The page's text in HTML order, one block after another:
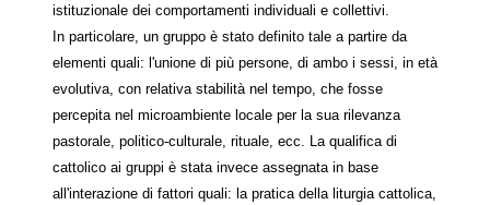
istituzionale dei comportamenti individuali e collettivi.
In particolare, un gruppo è stato definito tale a partire da
elementi quali: l'unione di più persone, di ambo i sessi, in età
evolutiva, con relativa stabilità nel tempo, che fosse
percepita nel microambiente locale per la sua rilevanza
pastorale, politico-culturale, rituale, ecc. La qualifica di
cattolico ai gruppi è stata invece assegnata in base
all'interazione di fattori quali: la pratica della liturgia cattolica,